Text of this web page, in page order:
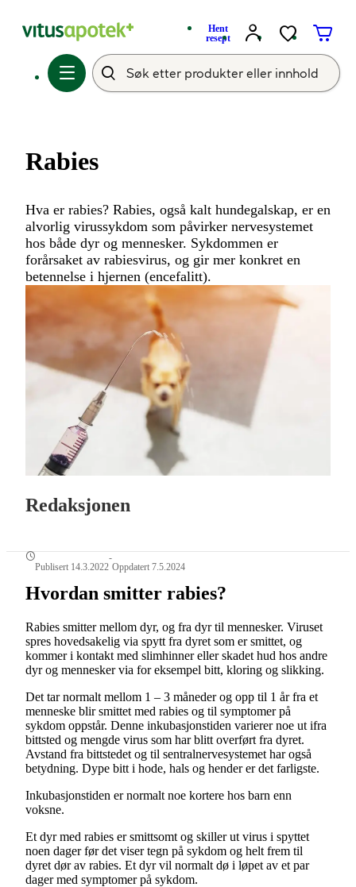
Hent
resept
Rabies
Hva er rabies? Rabies, også kalt hundegalskap, er en
alvorlig virussykdom som påvirker nervesystemet
hos både dyr og mennesker. Sykdommen er
forårsaket av rabiesvirus, og gir mer konkret en
betennelse i hjernen (encefalitt).
Redaksjonen
Publisert 14.3.2022
-
Oppdatert 7.5.2024
Hvordan smitter rabies?
Rabies smitter mellom dyr, og fra dyr til mennesker. Viruset
spres hovedsakelig via spytt fra dyret som er smittet, og
kommer i kontakt med slimhinner eller skadet hud hos andre
dyr og mennesker via for eksempel bitt, kloring og slikking.
Det tar normalt mellom 1 – 3 måneder og opp til 1 år fra et
menneske blir smittet med rabies og til symptomer på
sykdom oppstår. Denne inkubasjonstiden varierer noe ut ifra
bittsted og mengde virus som har blitt overført fra dyret.
Avstand fra bittstedet og til sentralnervesystemet har også
betydning. Dype bitt i hode, hals og hender er det farligste.
Inkubasjonstiden er normalt noe kortere hos barn enn
voksne.
Et dyr med rabies er smittsomt og skiller ut virus i spyttet
noen dager før det viser tegn på sykdom og helt frem til
dyret dør av rabies. Et dyr vil normalt dø i løpet av et par
dager med symptomer på sykdom.